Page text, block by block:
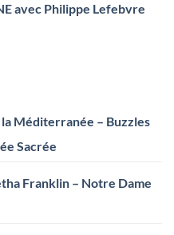
avec Philippe Lefebvre
Méditerranée – Buzzles
Sacrée
Franklin – Notre Dame